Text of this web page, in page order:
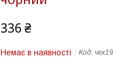
336 ₴
Немає в наявності Код: чех19